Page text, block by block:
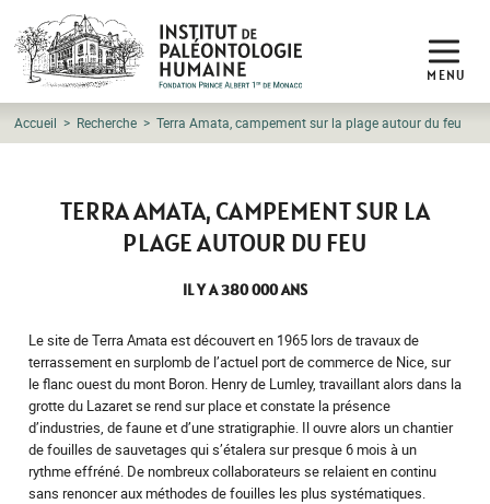
MENU
Accueil Recherche Terra Amata, campement sur la plage autour du feu
TERRA AMATA, CAMPEMENT SUR LA
PLAGE AUTOUR DU FEU
IL Y A 380 000 ANS
Le site de Terra Amata est découvert en 1965 lors de travaux de
terrassement en surplomb de l’actuel port de commerce de Nice, sur
le flanc ouest du mont Boron. Henry de Lumley, travaillant alors dans la
grotte du Lazaret se rend sur place et constate la présence
d’industries, de faune et d’une stratigraphie. Il ouvre alors un chantier
de fouilles de sauvetages qui s’étalera sur presque 6 mois à un
rythme effréné. De nombreux collaborateurs se relaient en continu
sans renoncer aux méthodes de fouilles les plus systématiques.